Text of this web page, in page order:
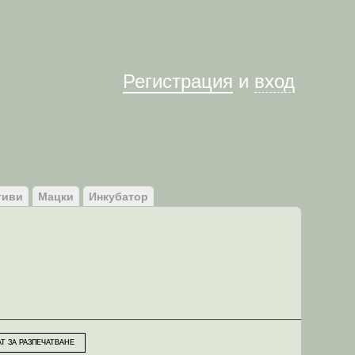
Регистрация и вход
Мацки Инкубатор
ЗА РАЗПЕЧАТВАНЕ